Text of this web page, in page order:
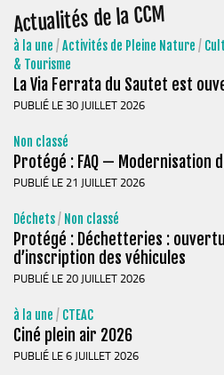
Balades faciles et aires de jeux
Jeunesse
Jeunes En Matheysine
Accès aux droits –
PAT Volet social
Santé
Culture, sports & loisirs
Terre de jeux 2024
Equipements et services culturels
Matacena : Réseau de lecture
La Mure Cinéma Théatre
Actualités de la CCM
à la une /Activités de Pleine Nature /
& Tourisme
La Via Ferrata du Sautet est
PUBLIÉ LE 30 JUILLET 2026
Non classé
Protégé : FAQ — Modernisation
PUBLIÉ LE 21 JUILLET 2026
Déchets/ Non classé
Protégé : Déchetteries :
d’inscription des véhicules
PUBLIÉ LE 20 JUILLET 2026
à la une / CTEAC
Ciné plein air 2026
PUBLIÉ LE 6 JUILLET 2026